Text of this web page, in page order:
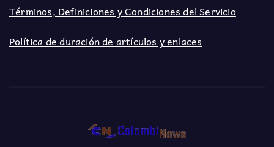
Términos, Definiciones y Condiciones del Servicio
Política de duración de artículos y enlaces